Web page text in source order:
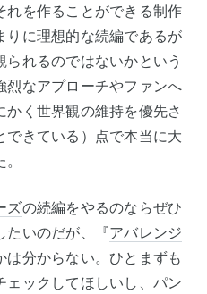
れを作ることができる制作
りに理想的な続編であるが
れるのではないかという
烈なアプローチやファンへ
く世界観の維持を優先さ
きている）点で本当に大
ズの続編をやるのならぜひ
たいのだが、『アバレンジ
は分からない。ひとまずも
ェックしてほしいし、パン